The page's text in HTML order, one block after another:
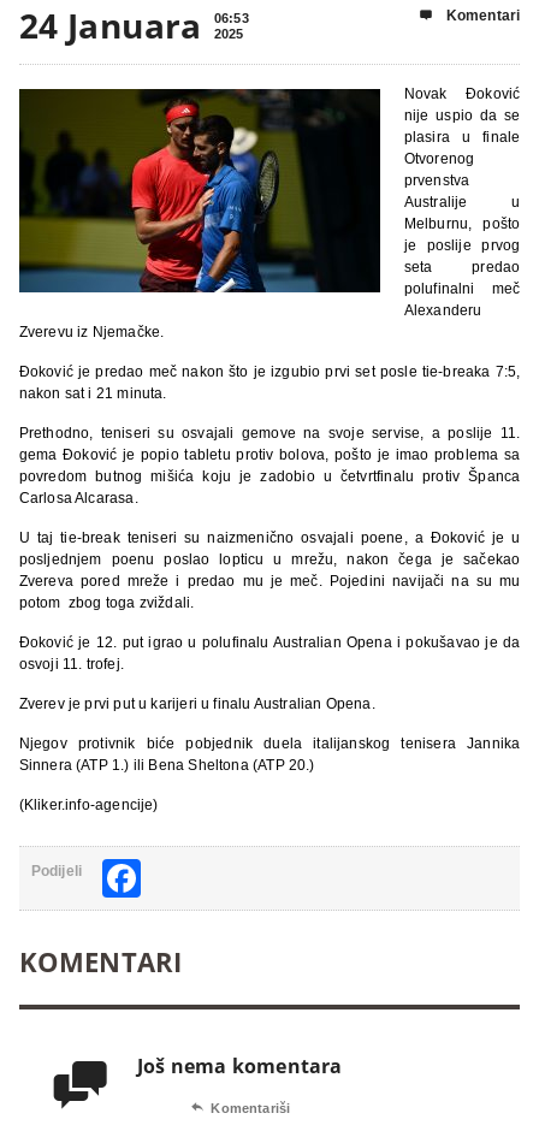
24 Januara
06:53
2025
 Komentari
Novak Đoković
nije uspio da se
plasira u finale
Otvorenog
prvenstva
Australije u
Melburnu, pošto
je poslije prvog
seta predao
polufinalni meč
Alexanderu
Zverevu iz Njemačke.
Đoković je predao meč nakon što je izgubio prvi set posle tie-breaka 7:5,
nakon sat i 21 minuta.
Prethodno, teniseri su osvajali gemove na svoje servise, a poslije 11.
gema Đoković je popio tabletu protiv bolova, pošto je imao problema sa
povredom butnog mišića koju je zadobio u četvrtfinalu protiv Španca
Carlosa Alcarasa.
U taj tie-break teniseri su naizmenično osvajali poene, a Đoković je u
posljednjem poenu poslao lopticu u mrežu, nakon čega je sačekao
Zvereva pored mreže i predao mu je meč. Pojedini navijači na su mu
potom zbog toga zviždali.
Đoković je 12. put igrao u polufinalu Australian Opena i pokušavao je da
osvoji 11. trofej.
Zverev je prvi put u karijeri u finalu Australian Opena.
Njegov protivnik biće pobjednik duela italijanskog tenisera Jannika
Sinnera (ATP 1.) ili Bena Sheltona (ATP 20.)
(Kliker.info-agencije)
Podijeli
KOMENTARI
 Još nema komentara
 Komentariši